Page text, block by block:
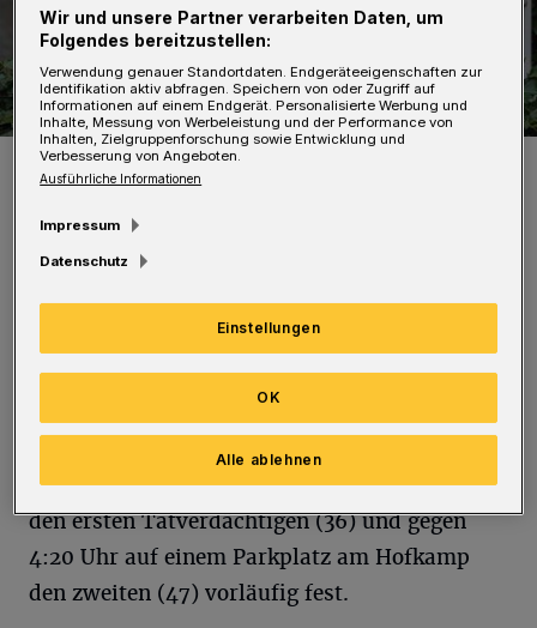
Symbolbild.
Foto: Christoph Petersen
Nach bisherigen Erkenntnissen wurden
Bargeld und Unterhaltungselektronik
Videomaterial aus und nahm am Dienstag (23.
Januar) um 2:30 Uhr auf der Wilbergstraße
den ersten Tatverdächtigen (36) und gegen
4:20 Uhr auf einem Parkplatz am Hofkamp
den zweiten (47) vorläufig fest.
Wir und unsere Partner verarbeiten Daten, um
Folgendes bereitzustellen:
Verwendung genauer Standortdaten. Endgeräteeigenschaften zur
Identifikation aktiv abfragen. Speichern von oder Zugriff auf
Informationen auf einem Endgerät. Personalisierte Werbung und
Inhalte, Messung von Werbeleistung und der Performance von
Inhalten, Zielgruppenforschung sowie Entwicklung und
Verbesserung von Angeboten.
Ausführliche Informationen
Impressum
Datenschutz
Einstellungen
Alle ablehnen
OK